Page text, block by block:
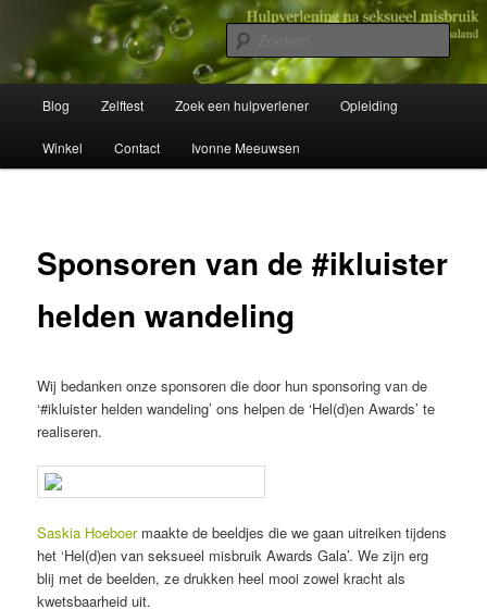
primaireHulpverlening na seksueel misbruik
Wegwijzer in Traumaland
Blog Zelftest Zoek een hulpverlener Opleiding
Winkel Contact Ivonne Meeuwsen
Sponsoren van de #ikluister
helden wandeling
Wij bedanken onze sponsoren die door hun sponsoring van de
‘#ikluister helden wandeling’ ons helpen de ‘Hel(d)en Awards’ te
realiseren.
Saskia Hoeboermaakte de beeldjes die we gaan uitreiken tijdens
het ‘Hel(d)en van seksueel misbruik Awards Gala’. We zijn erg
blij met de beelden, ze drukken heel mooi zowel kracht als
kwetsbaarheid uit.